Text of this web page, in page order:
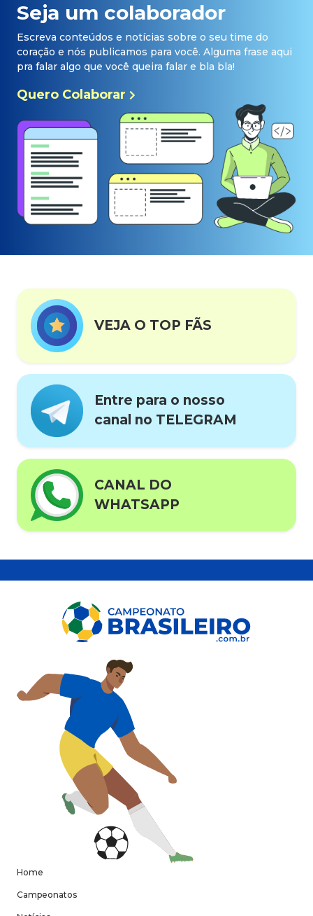
Seja um colaborador
Escreva conteúdos e notícias sobre o seu time do
coração e nós publicamos para você. Alguma frase aqui
pra falar algo que você queira falar e bla bla!
Quero Colaborar
VEJA O TOP FÃS
Entre para o nosso
canal no TELEGRAM
CANAL DO
WHATSAPP
Home
Campeonatos